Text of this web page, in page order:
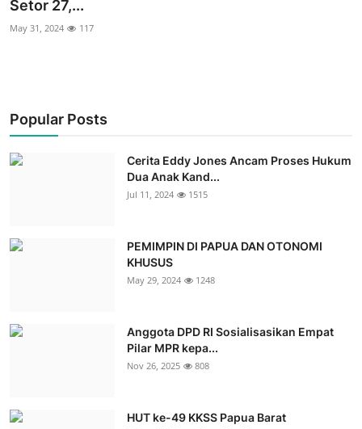
Setor 27,...
May 31, 2024 117
Popular Posts
Cerita Eddy Jones Ancam Proses Hukum
Dua Anak Kand...
Jul 11, 2024 1515
PEMIMPIN DI PAPUA DAN OTONOMI
KHUSUS
May 29, 2024 1248
Anggota DPD RI Sosialisasikan Empat
Pilar MPR kepa...
Nov 26, 2025 808
HUT ke-49 KKSS Papua Barat